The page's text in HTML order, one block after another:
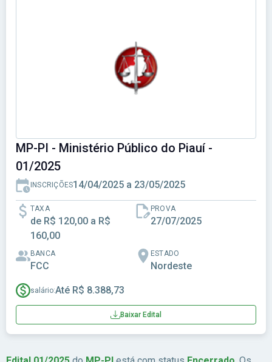
MP-PI - Ministério Público do Piauí -
01/2025
INSCRIÇÕES14/04/2025 a 23/05/2025
TAXA
de R$ 120,00 a R$
160,00
PROVA
27/07/2025
BANCA
FCC
ESTADO
Nordeste
salário:Até R$ 8.388,73
Baixar Edital